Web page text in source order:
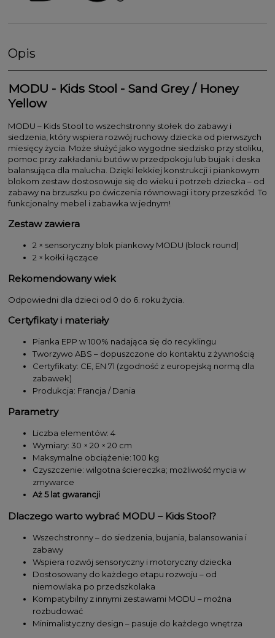
Opis
MODU - Kids Stool - Sand Grey / Honey
Yellow
MODU – Kids Stool to wszechstronny stołek do zabawy i
siedzenia, który wspiera rozwój ruchowy dziecka od pierwszych
miesięcy życia. Może służyć jako wygodne siedzisko przy stoliku,
pomoc przy zakładaniu butów w przedpokoju lub bujak i deska
balansująca dla malucha. Dzięki lekkiej konstrukcji i piankowym
blokom zestaw dostosowuje się do wieku i potrzeb dziecka – od
zabawy na brzuszku po ćwiczenia równowagi i tory przeszkód. To
funkcjonalny mebel i zabawka w jednym!
Zestaw zawiera
2 × sensoryczny blok piankowy MODU (block round)
2 × kołki łączące
Rekomendowany wiek
Odpowiedni dla dzieci od 0 do 6. roku życia.
Certyfikaty i materiały
Pianka EPP w 100% nadająca się do recyklingu
Tworzywo ABS – dopuszczone do kontaktu z żywnością
Certyfikaty: CE, EN 71 (zgodność z europejską normą dla
zabawek)
Produkcja: Francja / Dania
Parametry
Liczba elementów: 4
Wymiary: 30 × 20 × 20 cm
Maksymalne obciążenie: 100 kg
Czyszczenie: wilgotna ściereczka; możliwość mycia w
zmywarce
Aż 5 lat gwarancji
Dlaczego warto wybrać MODU – Kids Stool?
Wszechstronny – do siedzenia, bujania, balansowania i
zabawy
Wspiera rozwój sensoryczny i motoryczny dziecka
Dostosowany do każdego etapu rozwoju – od
niemowlaka po przedszkolaka
Kompatybilny z innymi zestawami MODU – można
rozbudować
Minimalistyczny design – pasuje do każdego wnętrza